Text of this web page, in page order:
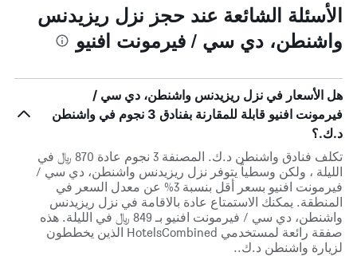
الأسئلة الشائعة عند حجز نزل ريزيدنس
واشنطن، دي سي / فيرمونت افنيو
هل الأسعار في نزل ريزيدنس واشنطن، دي سي /
فيرمونت افنيو قابلة للمقارنة بفنادق 3 نجوم في واشنطن
د.ك.؟
تكلف فنادق واشنطن د.ك. المصنفة 3 نجوم عادة 870 ﷼ في
الليلة ، ولكن وسطياً يتوفر نزل ريزيدنس واشنطن، دي سي /
فيرمونت افنيو بسعر أقل بنسبة 3% عن معدل السعر في
المنطقة. يمكنك الاستمتاع عادة بالاقامة في نزل ريزيدنس
واشنطن، دي سي / فيرمونت افنيو بـ 849 ﷼ في الليلة. هذه
صفقة رائعة لمستخدمي HotelsCombined الذين يخططون
لزيارة واشنطن د.ك..